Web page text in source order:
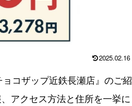
2025.02.16
コザップ近鉄長瀬店』のご紹
アクセス方法と住所を一挙に